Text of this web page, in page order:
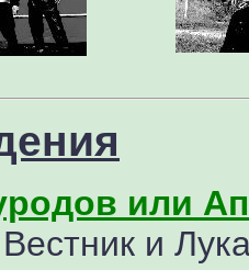
или
и